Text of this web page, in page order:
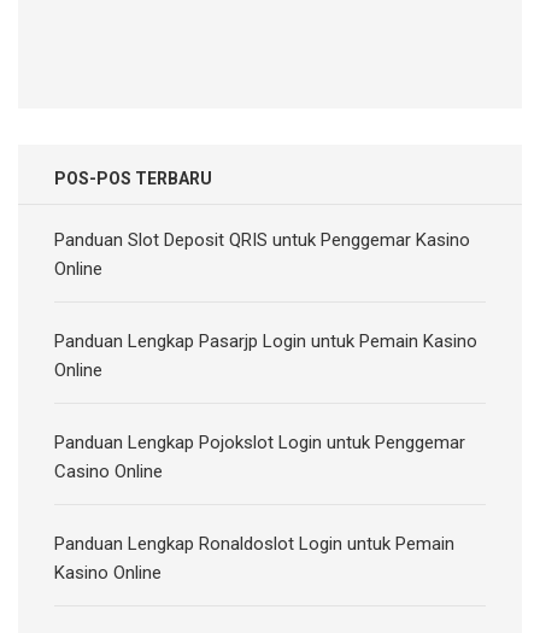
POS-POS TERBARU
Panduan Slot Deposit QRIS untuk Penggemar Kasino
Online
Panduan Lengkap Pasarjp Login untuk Pemain Kasino
Online
Panduan Lengkap Pojokslot Login untuk Penggemar
Casino Online
Panduan Lengkap Ronaldoslot Login untuk Pemain
Kasino Online